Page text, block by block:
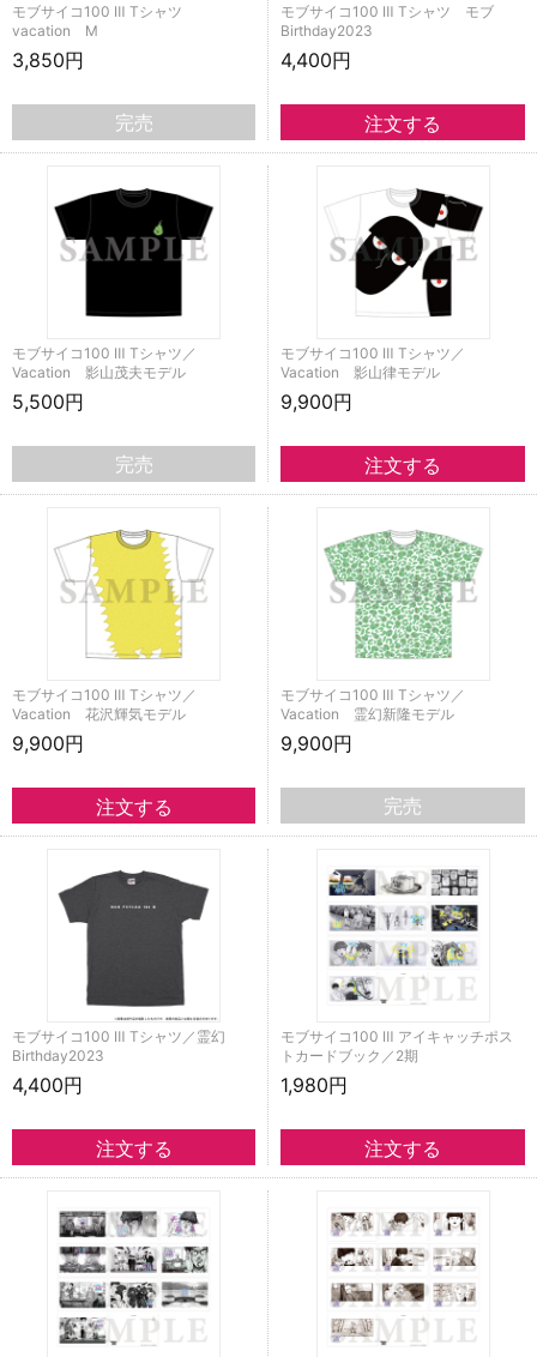
モブサイコ100 Ⅲ Tシャツ
vacation M
3,850円
完売
モブサイコ100 Ⅲ Tシャツ モブ
Birthday2023
4,400円
モブサイコ100 Ⅲ Tシャツ／
Vacation 影山茂夫モデル
5,500円
完売
モブサイコ100 Ⅲ Tシャツ／
Vacation 影山律モデル
9,900円
モブサイコ100 Ⅲ Tシャツ／
Vacation 花沢輝気モデル
9,900円
モブサイコ100 Ⅲ Tシャツ／
Vacation 霊幻新隆モデル
9,900円
完売
モブサイコ100 Ⅲ Tシャツ／霊幻
Birthday2023
4,400円
モブサイコ100 Ⅲ アイキャッチポス
トカードブック／2期
1,980円